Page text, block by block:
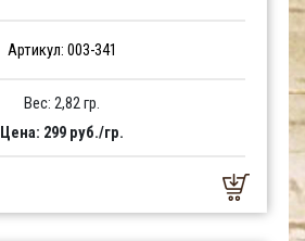
Артикул: 003-341
Вес: 2,82 гр.
Цена: 299 руб./гр.